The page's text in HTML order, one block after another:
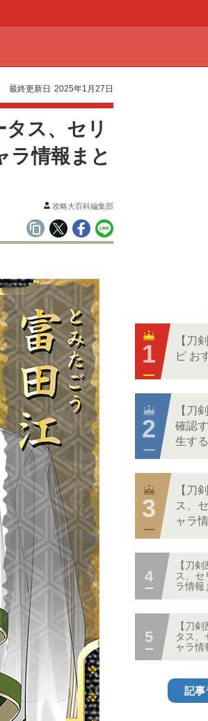
最終更新日 2025年1月27日
タス、セリ
ラ情報まと
攻略大百科編集部
【刀
ピ お
【刀
確認
生す
【刀
ス、
ャラ
【刀
ス、セ
ラ情報
【刀
タス、
ャラ情
記事